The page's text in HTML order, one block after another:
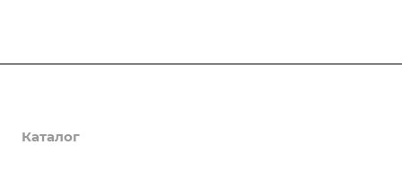
Выполненные проекты
Каталог